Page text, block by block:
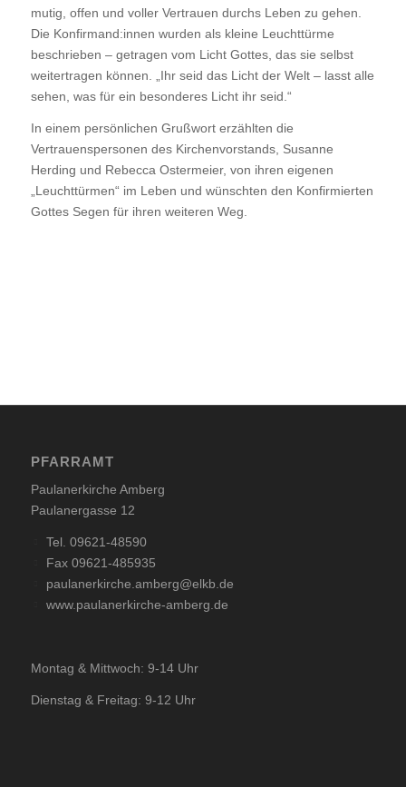
mutig, offen und voller Vertrauen durchs Leben zu gehen.
Die Konfirmand:innen wurden als kleine Leuchttürme
beschrieben – getragen vom Licht Gottes, das sie selbst
weitertragen können. „Ihr seid das Licht der Welt – lasst alle
sehen, was für ein besonderes Licht ihr seid.“
In einem persönlichen Grußwort erzählten die
Vertrauenspersonen des Kirchenvorstands, Susanne
Herding und Rebecca Ostermeier, von ihren eigenen
„Leuchttürmen“ im Leben und wünschten den Konfirmierten
Gottes Segen für ihren weiteren Weg.
PFARRAMT
Paulanerkirche Amberg
Paulanergasse 12
Tel. 09621-48590
Fax 09621-485935
paulanerkirche.amberg@elkb.de
www.paulanerkirche-amberg.de
Montag & Mittwoch: 9-14 Uhr
Dienstag & Freitag: 9-12 Uhr